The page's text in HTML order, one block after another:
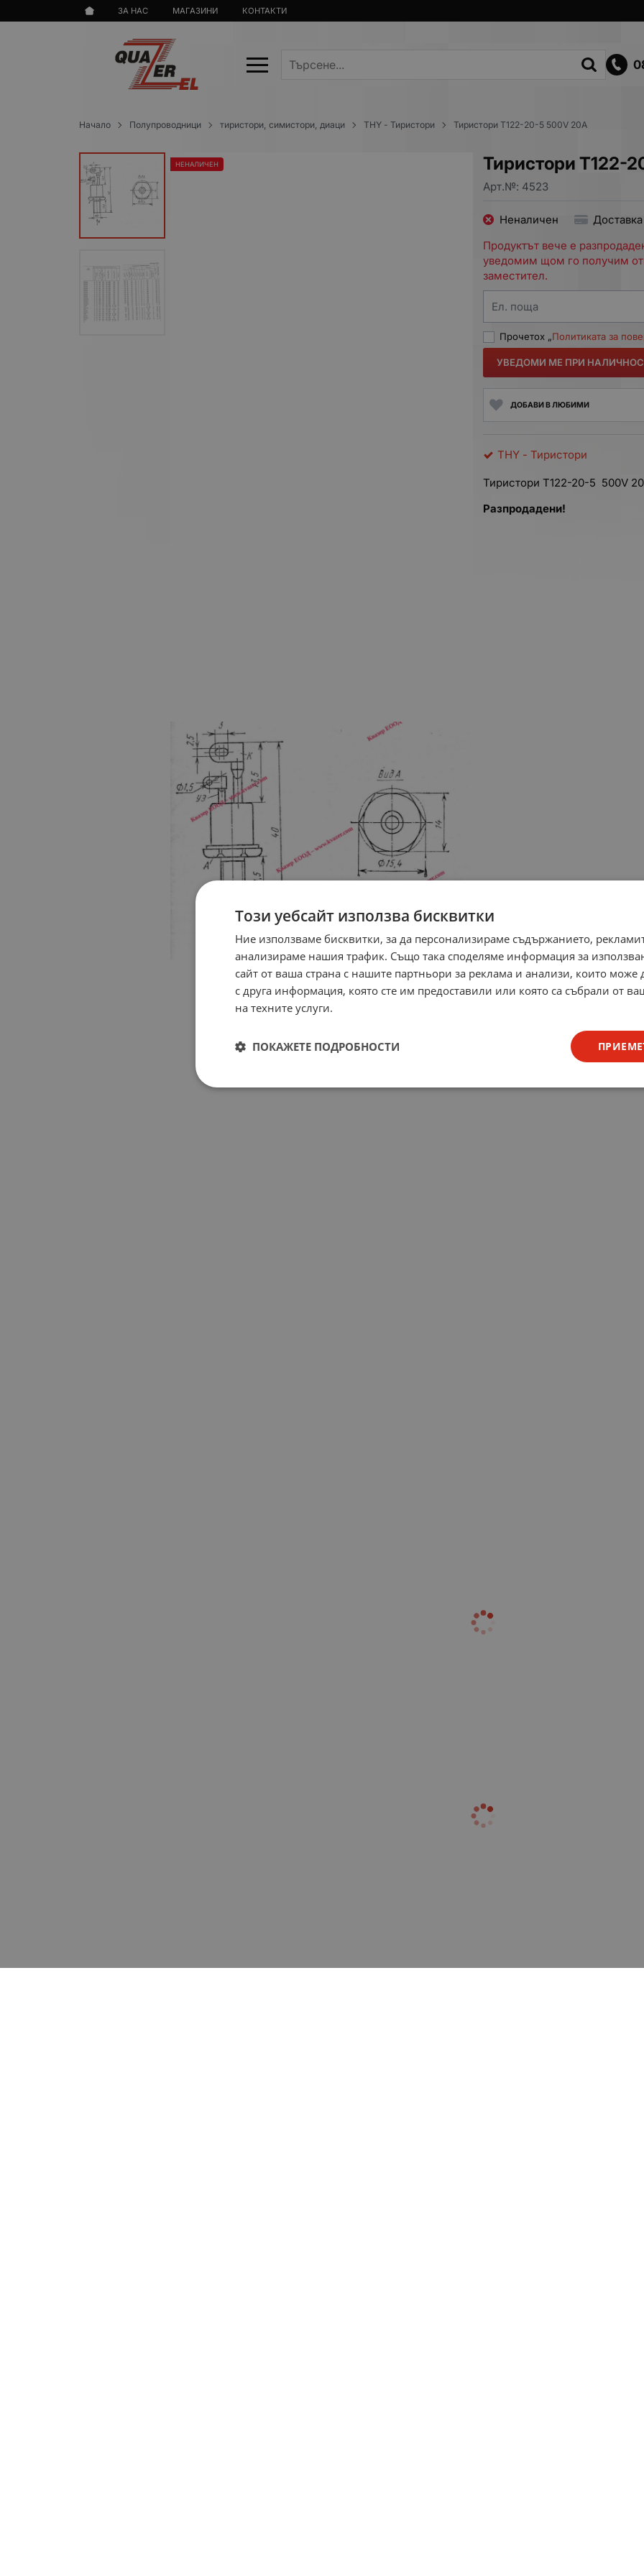
ЗА НАС МАГАЗИНИ КОНТАКТИ
Начало Полупроводници тиристори, симистори, диаци THY - Тиристори Тиристори Т122-20-5 500V 20A
Тиристори Т122-
Арт.№: 4523
НЕНАЛИЧЕН
Неналичен
Продуктът вече е
уведомим щом го получим
заместител.
Ел. поща
Прочетох „Политиката за
УВЕДОМИ МЕ ПРИ
ДОБАВИ В ЛЮБИМИ
THY - Тиристори
Тиристори Т122-20-5 500V
Разпродадени!
Този уебсайт използва бисквитки
Ние използваме бисквитки, за да персонализираме съдържанието,
анализираме нашия трафик. Също така споделяме информация за
сайт от ваша страна с нашите партньори за реклама и анализи, които може
с друга информация, която сте им предоставили или която са събрали от
на техните услуги.
ПОКАЖЕТЕ ПОДРОБНОСТИ